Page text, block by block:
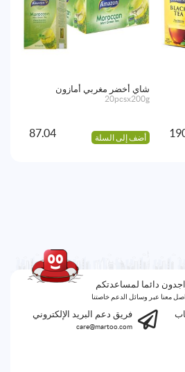
شاي أخضر مغربي أمازون
20pcsx200g
أضف إلى السلة 87.04
دائما لمساعدتكم
معنا عبر وسائل الدعم خاصتنا
فريق دعم البريد الإلكتروني
care@martoo.com